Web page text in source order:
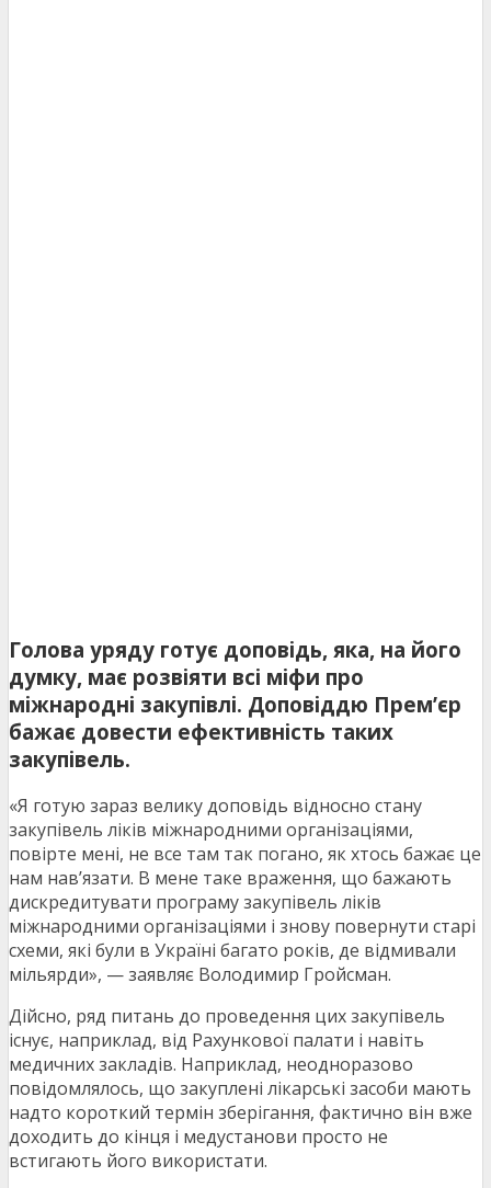
Голова уряду готує доповідь, яка, на його
думку, має розвіяти всі міфи про
міжнародні закупівлі. Доповіддю Прем’єр
бажає довести ефективність таких
закупівель.
«Я готую зараз велику доповідь відносно стану
закупівель ліків міжнародними організаціями,
повірте мені, не все там так погано, як хтось бажає це
нам нав’язати. В мене таке враження, що бажають
дискредитувати програму закупівель ліків
міжнародними організаціями і знову повернути старі
схеми, які були в Україні багато років, де відмивали
мільярди», — заявляє Володимир Гройсман.
Дійсно, ряд питань до проведення цих закупівель
існує, наприклад, від Рахункової палати і навіть
медичних закладів. Наприклад, неодноразово
повідомлялось, що закуплені лікарські засоби мають
надто короткий термін зберігання, фактично він вже
доходить до кінця і медустанови просто не
встигають його використати.